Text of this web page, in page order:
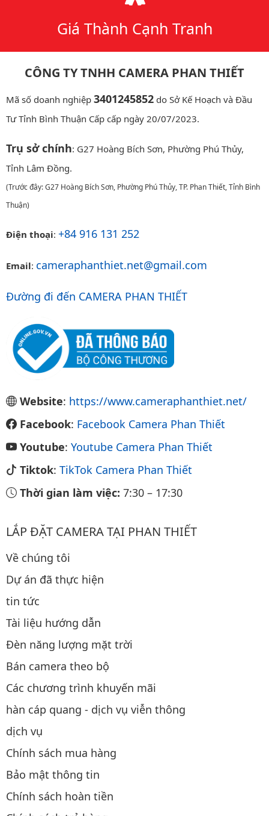
Giá Thành Cạnh Tranh
CÔNG TY TNHH CAMERA PHAN THIẾT
Mã số doanh nghiệp 3401245852 do Sở Kế Hoạch và Đầu
Tư Tỉnh Bình Thuận Cấp cấp ngày 20/07/2023.
Trụ sở chính: G27 Hoàng Bích Sơn, Phường Phú Thủy,
Tỉnh Lâm Đồng.
(Trước đây: G27 Hoàng Bích Sơn, Phường Phú Thủy, TP. Phan Thiết, Tỉnh Bình
Thuận)
Điện thoại: +84 916 131 252
Email: cameraphanthiet.net@gmail.com
Đường đi đến CAMERA PHAN THIẾT
Website: https://www.cameraphanthiet.net/
Facebook: Facebook Camera Phan Thiết
Youtube: Youtube Camera Phan Thiết
Tiktok: TikTok Camera Phan Thiết
Thời gian làm việc: 7:30 – 17:30
LẮP ĐẶT CAMERA TẠI PHAN THIẾT
Về chúng tôi
Dự án đã thực hiện
tin tức
Tài liệu hướng dẫn
Đèn năng lượng mặt trời
Bán camera theo bộ
Các chương trình khuyến mãi
hàn cáp quang - dịch vụ viễn thông
dịch vụ
Chính sách mua hàng
Bảo mật thông tin
Chính sách hoàn tiền